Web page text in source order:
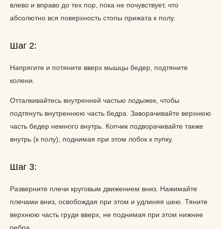
влево и вправо до тех пор, пока не почувствует, что
абсолютно вся поверхность стопы прижата к полу.
Шаг 2:
Напрягите и потяните вверх мышцы бедер, подтяните
колени.
Отталкивайтесь внутренней частью лодыжек, чтобы
подтянуть внутреннюю часть бедра. Заворачивайте верхнюю
часть бедер немного внутрь. Копчик подворачивайте также
внутрь (к полу), поднимая при этом лобок к пупку.
Шаг 3:
Разверните плечи круговым движением вниз. Нажимайте
плечами вниз, освобождая при этом и удлиняя шею. Тяните
верхнюю часть груди вверх, не поднимая при этом нижние
ребра.